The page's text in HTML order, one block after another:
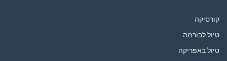
קורסיקה
טיול לבורמה
טיול באפריקה